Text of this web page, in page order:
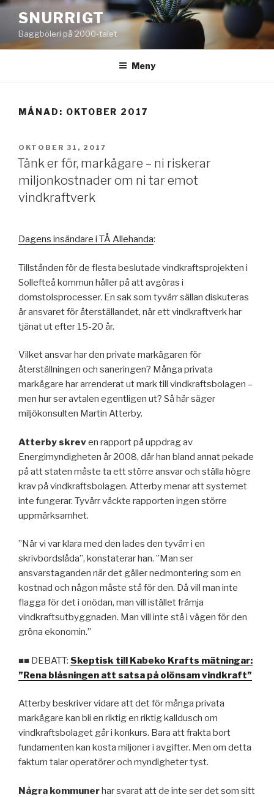
Hoppa
innehåll
SNURRIGT
Baggböleri på 2000-talet
Meny
MÅNAD: OKTOBER 2017
PUBLICERAT
OKTOBER 31, 2017
Tänk er för, markägare – ni riskerar
miljonkostnader om ni tar emot
vindkraftverk
Dagens insändare i TÅ Allehanda:
Tillstånden för de flesta beslutade vindkraftsprojekten i
Sollefteå kommun håller på att avgöras i
domstolsprocesser. En sak som tyvärr sällan diskuteras
är ansvaret för återställandet, när ett vindkraftverk har
tjänat ut efter 15-20 år.
Vilket ansvar har den private markägaren för
återställningen och saneringen? Många privata
markägare har arrenderat ut mark till vindkraftsbolagen –
men hur ser avtalen egentligen ut? Så här säger
miljökonsulten Martin Atterby.
Atterby skreven rapport på uppdrag av
Energimyndigheten år 2008, där han bland annat pekade
på att staten måste ta ett större ansvar och ställa högre
krav på vindkraftsbolagen. Atterby menar att systemet
inte fungerar. Tyvärr väckte rapporten ingen större
uppmärksamhet.
”När vi var klara med den lades den tyvärr i en
skrivbordslåda”, konstaterar han. ”Man ser
ansvarstaganden när det gäller nedmontering som en
kostnad och någon måste stå för den. Då vill man inte
flagga för det i onödan, man vill istället främja
vindkraftsutbyggnaden. Man vill inte stå i vägen för den
gröna ekonomin.”
■■ DEBATT: Skeptisk till Kabeko Krafts mätningar:
”Rena blåsningen att satsa på olönsam vindkraft”
Atterby beskriver vidare att det för många privata
markägare kan bli en riktig en riktig kalldusch om
vindkraftsbolaget går i konkurs. Bara att frakta bort
fundamenten kan kosta miljoner i avgifter. Men om detta
faktum talar operatörer och myndigheter tyst.
Några kommunerhar svarat att de inte ser det som sitt